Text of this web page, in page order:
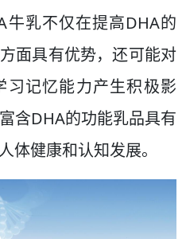
牛乳不仅在提高DHA的
面具有优势，还可能对
习记忆能力产生积极影
含DHA的功能乳品具有
体健康和认知发展。